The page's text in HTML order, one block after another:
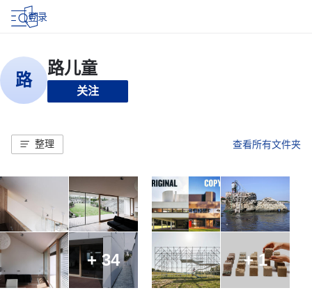
登录
关注
整理 查看所有文件夹
+ 34 + 1